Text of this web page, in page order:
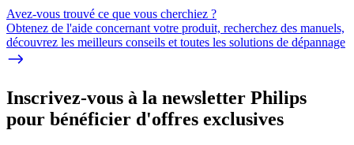
Avez-vous trouvé ce que vous cherchiez ?
Obtenez de l'aide concernant votre produit, recherchez des manuels,
découvrez les meilleurs conseils et toutes les solutions de dépannage
Inscrivez-vous à la newsletter Philips
pour bénéficier d'offres exclusives